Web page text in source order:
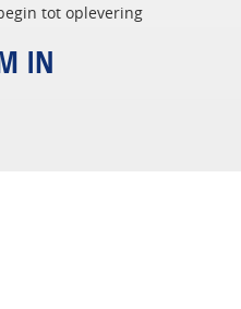
tot oplevering
IN